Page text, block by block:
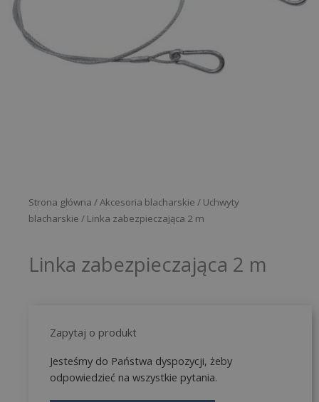
Strona główna /Akcesoria blacharskie / Uchwyty
blacharskie / Linka zabezpieczająca 2 m
Linka zabezpieczająca 2 m
Zapytaj o produkt
Jesteśmy do Państwa dyspozycji, żeby
odpowiedzieć na wszystkie pytania.